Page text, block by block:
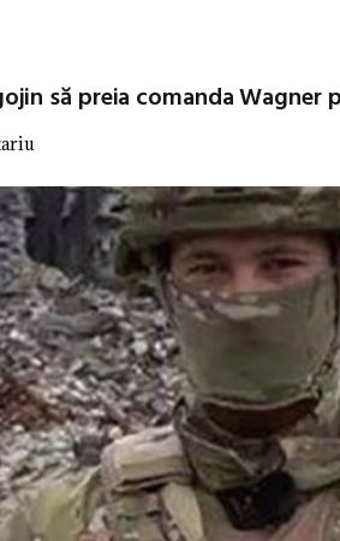
să preia comanda Wagner